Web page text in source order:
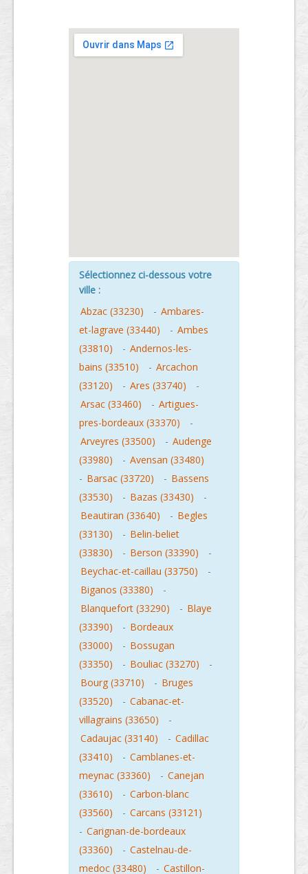
Sélectionnez ci-dessous votre
ville :
Abzac (33230)
- Ambares-
et-lagrave (33440)
- Ambes
(33810)
- Andernos-les-
bains (33510)
- Arcachon
(33120)
- Ares (33740)
-
Arsac (33460)
- Artigues-
pres-bordeaux (33370)
-
Arveyres (33500)
- Audenge
(33980)
- Avensan (33480)
- Barsac (33720) - Bassens
(33530)
- Bazas (33430)
-
Beautiran (33640)
- Begles
(33130)
- Belin-beliet
(33830)
- Berson (33390)
-
Beychac-et-caillau (33750)
-
Biganos (33380)
-
Blanquefort (33290)
- Blaye
(33390)
- Bordeaux
(33000)
- Bossugan
(33350)
- Bouliac (33270)
-
Bourg (33710)
- Bruges
(33520)
- Cabanac-et-
villagrains (33650)
-
Cadaujac (33140)
- Cadillac
(33410)
- Camblanes-et-
meynac (33360)
- Canejan
(33610)
- Carbon-blanc
(33560)
- Carcans (33121)
- Carignan-de-bordeaux
(33360)
- Castelnau-de-
medoc (33480)
- Castillon-